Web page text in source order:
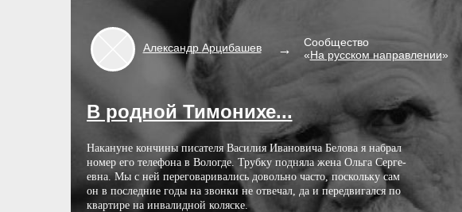
Александр Арцибашев
Сообщество
«На русском направлении»
В родной Тимонихе...
Накануне кончины пи­са­те­ля Ва­си­лия Ива­но­ви­ча Бе­ло­ва я на­брал
но­мер его те­ле­фо­на в Во­лог­де. Труб­ку под­ня­ла же­на Оль­га Сер­ге­
ев­на. Мы с ней пе­ре­го­ва­ри­ва­лись до­воль­но ча­с­то, по­сколь­ку сам
он в по­след­ние го­ды на звон­ки не от­ве­чал, да и пе­ре­дви­гал­ся по
квар­ти­ре на ин­ва­лид­ной ко­ля­с­ке.